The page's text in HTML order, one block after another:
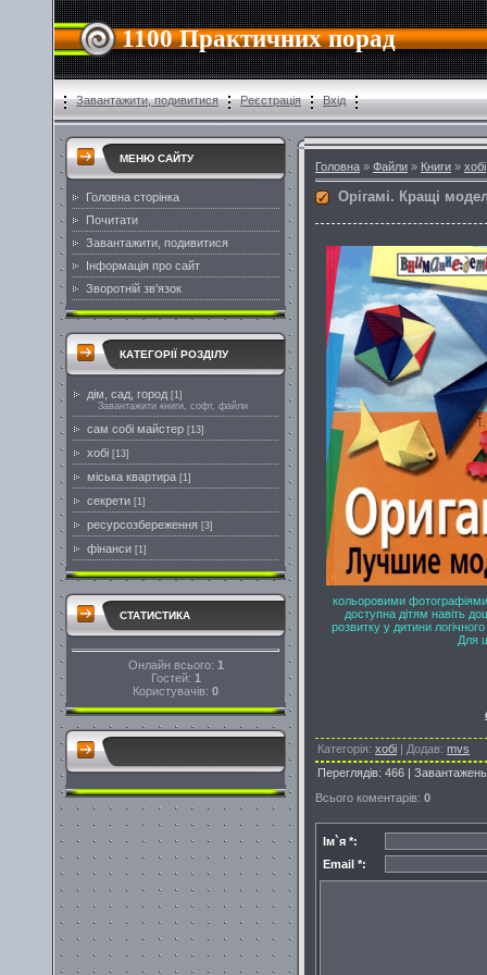
1100 Практичних порад
Завантажити, подивитися Реєстрація Вхід
МЕНЮ САЙТУ
Головна сторінка
Почитати
Завантажити, подивитися
Інформація про сайт
Зворотній зв'язок
КАТЕГОРІЇ РОЗДІЛУ
дім, сад, город [1]
Завантажити книги, софт, файли
сам собі майстер [13]
хобі [13]
міська квартира [1]
секрети [1]
ресурсозбереження [3]
фінанси [1]
СТАТИСТИКА
Онлайн всього: 1
Гостей: 1
Користувачів: 0
Головна » Файли » Книги » хобі
Орігамі. Кращі
кольоровими
доступна дітям навіть
розвитку у дитини
Для
Категорія: хобі | Додав: mvs
Переглядів: 466 | Завантажень
Всього коментарів: 0
Ім`я *:
Email *: